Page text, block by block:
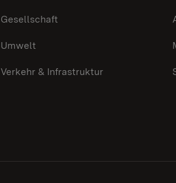
Gesellschaft
Umwelt
Verkehr & Infrastruktur